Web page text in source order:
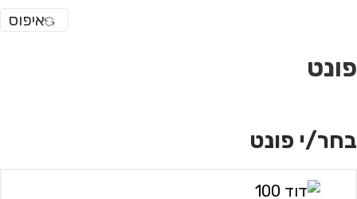
איפוס
פונט
בחר/י פונט